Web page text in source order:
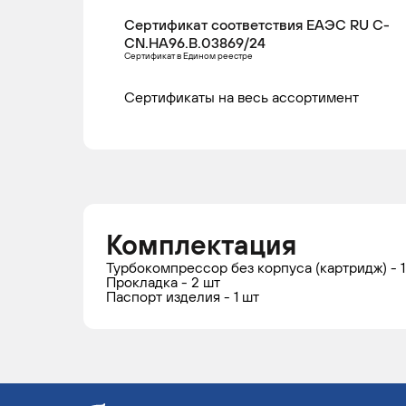
Сертификат соответствия ЕАЭС RU С-
CN.НА96.В.03869/24
Сертификат в Едином реестре
Сертификаты на весь ассортимент
Комплектация
Турбокомпрессор без корпуса (картридж) -
Прокладка - 2 шт
Паспорт изделия - 1 шт